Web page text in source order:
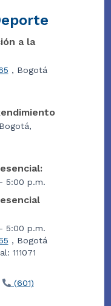
a la
, Bogotá
5:00 p.m.
5:00 p.m.
, Bogotá
111071
(601)